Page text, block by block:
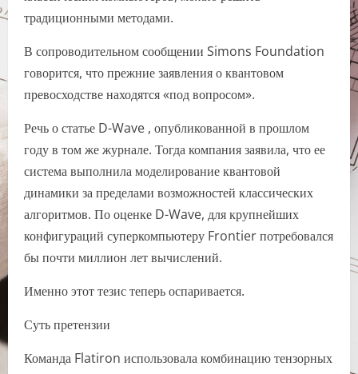
традиционными методами.
В сопроводительном сообщении Simons Foundation
говорится, что прежние заявления о квантовом
превосходстве находятся «под вопросом».
Речь о статье D-Wave , опубликованной в прошлом
году в том же журнале. Тогда компания заявила, что ее
система выполнила моделирование квантовой
динамики за пределами возможностей классических
алгоритмов. По оценке D-Wave, для крупнейших
конфигураций суперкомпьютеру Frontier потребовался
бы почти миллион лет вычислений.
Именно этот тезис теперь оспаривается.
Суть претензии
Команда Flatiron использовала комбинацию тензорных